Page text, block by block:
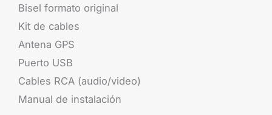
Bisel formato original
Kit de cables
Antena GPS
Puerto USB
Cables RCA (audio/video)
Manual de instalación